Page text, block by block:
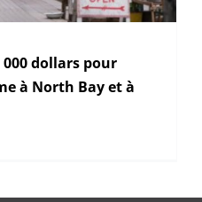
dollars pour
à North Bay et à